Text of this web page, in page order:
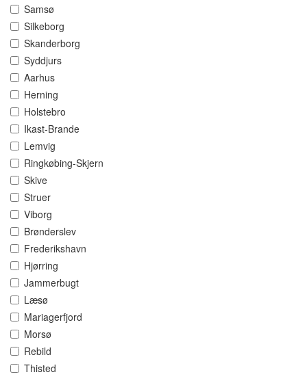
Samsø
Silkeborg
Skanderborg
Syddjurs
Aarhus
Herning
Holstebro
Ikast-Brande
Lemvig
Ringkøbing-Skjern
Skive
Struer
Viborg
Brønderslev
Frederikshavn
Hjørring
Jammerbugt
Læsø
Mariagerfjord
Morsø
Rebild
Thisted